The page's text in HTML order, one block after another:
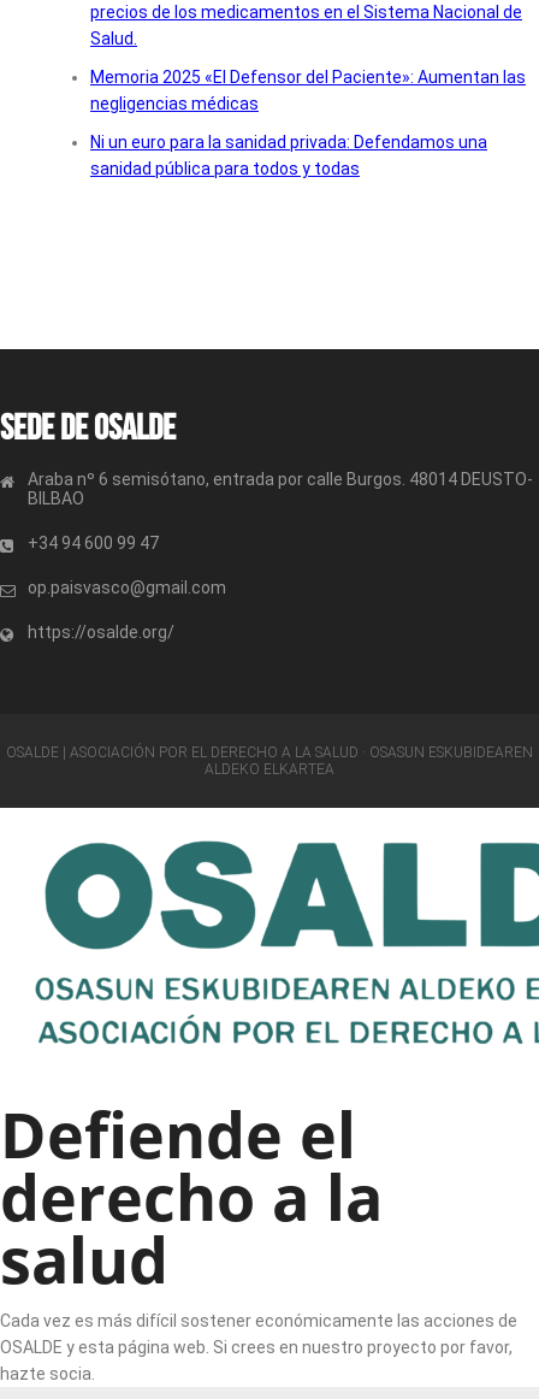
precios de los medicamentos en el Sistema Nacional de
Salud.
Memoria 2025 «El Defensor del Paciente»: Aumentan las
negligencias médicas
Ni un euro para la sanidad privada: Defendamos una
sanidad pública para todos y todas
Sede de OSALDE
Araba nº 6 semisótano, entrada por calle Burgos. 48014 DEUSTO-
BILBAO
+34 94 600 99 47
op.paisvasco@gmail.com
https://osalde.org/
OSALDE | ASOCIACIÓN POR EL DERECHO A LA SALUD · OSASUN ESKUBIDEAREN
ALDEKO ELKARTEA
Defiende el
derecho a la
salud
Cada vez es más difícil sostener económicamente las acciones de
OSALDE y esta página web. Si crees en nuestro proyecto por favor,
hazte socia.